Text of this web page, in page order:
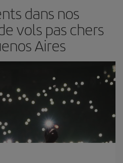
dans nos
vols pas chers
Aires